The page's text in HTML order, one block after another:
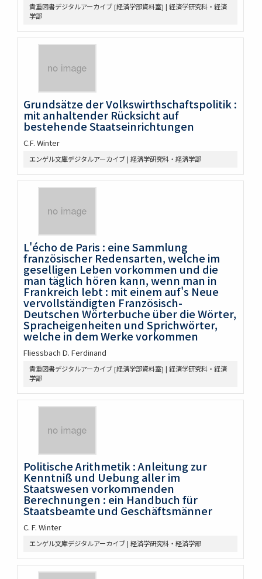
貴重図書デジタルアーカイブ [経済学部資料室] | 経済学研究科・経済
学部
Grundsätze der Volkswirthschaftspolitik :
mit anhaltender Rücksicht auf
bestehende Staatseinrichtungen
C.F. Winter
エンゲル文庫デジタルアーカイブ | 経済学研究科・経済学部
L'écho de Paris : eine Sammlung
französischer Redensarten, welche im
geselligen Leben vorkommen und die
man täglich hören kann, wenn man in
Frankreich lebt : mit einem auf's Neue
vervollständigten Französisch-
Deutschen Wörterbuche über die Wörter,
Spracheigenheiten und Sprichwörter,
welche in dem Werke vorkommen
Fliessbach D. Ferdinand
貴重図書デジタルアーカイブ [経済学部資料室] | 経済学研究科・経済
学部
Politische Arithmetik : Anleitung zur
Kenntniß und Uebung aller im
Staatswesen vorkommenden
Berechnungen : ein Handbuch für
Staatsbeamte und Geschäftsmänner
C. F. Winter
エンゲル文庫デジタルアーカイブ | 経済学研究科・経済学部